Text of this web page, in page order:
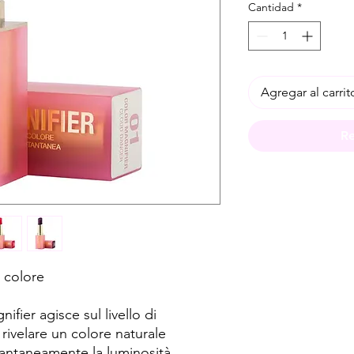
colore
agisce sul livello di
un colore naturale
Cantidad *
Agregar al